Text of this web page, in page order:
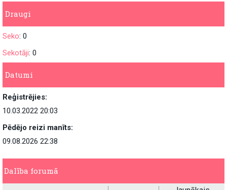
Draugi
Seko: 0
Sekotāji: 0
Datumi
Reģistrējies:
10.03.2022 20:03
Pēdējo reizi manīts:
09.08.2026 22:38
Dalība forumā